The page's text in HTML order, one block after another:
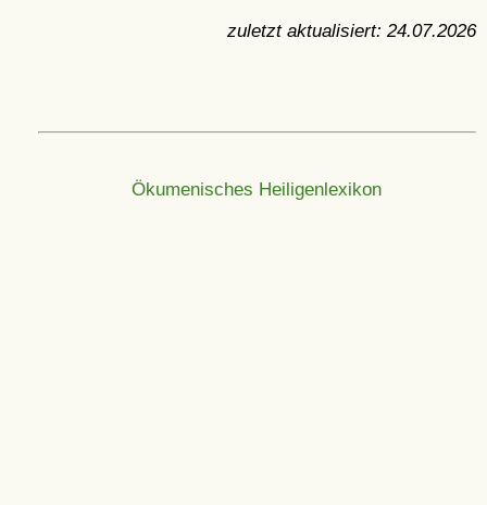
zuletzt aktualisiert: 24.07.2026
Ökumenisches Heiligenlexikon